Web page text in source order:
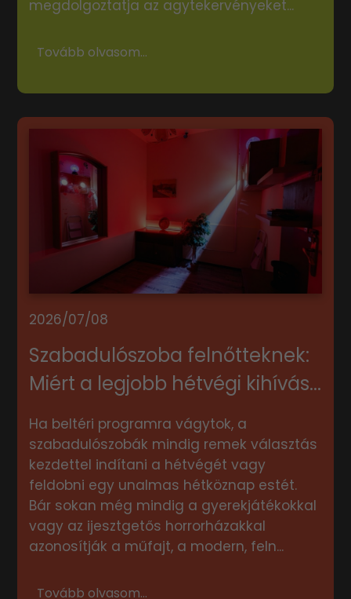
megdolgoztatja az agytekervényeket...
Tovább olvasom...
2026/07/08
Szabadulószoba felnőtteknek:
Miért a legjobb hétvégi kihívás...
Ha beltéri programra vágytok, a
szabadulószobák mindig remek választás
kezdettel indítani a hétvégét vagy
feldobni egy unalmas hétköznap estét.
Bár sokan még mindig a gyerekjátékokkal
vagy az ijesztgetős horrorházakkal
azonosítják a műfajt, a modern, feln...
Tovább olvasom...